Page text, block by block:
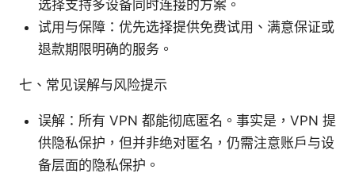
选择支持多设备同时连接的方案。
试用与保障：优先选择提供免费试用、满意保证或
退款期限明确的服务。
七、常见误解与风险提示
误解：所有 VPN 都能彻底匿名。事实是，VPN 提
供隐私保护，但并非绝对匿名，仍需注意账户与设
备层面的隐私保护。